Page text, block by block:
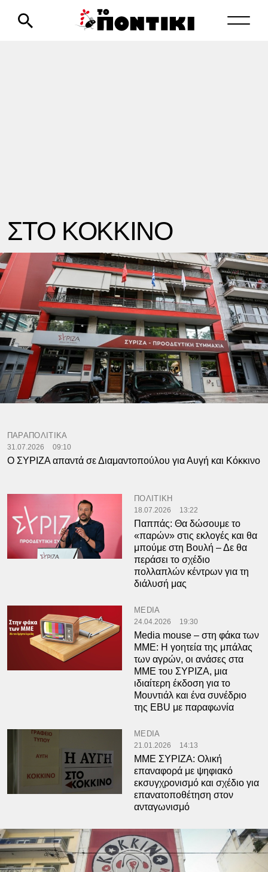
ΣΤΟ ΚΟΚΚΙΝΟ
ΠΑΡΑΠΟΛΙΤΙΚΑ
31.07.2026 09:10
Ο ΣΥΡΙΖΑ απαντά σε Διαμαντοπούλου για Αυγή και Κόκκινο
ΠΟΛΙΤΙΚΗ
18.07.2026 13:22
Παππάς: Θα δώσουμε το
«παρών» στις εκλογές και θα
μπούμε στη Βουλή – Δε θα
περάσει το σχέδιο
πολλαπλών κέντρων για τη
διάλυσή μας
MEDIA
24.04.2026 19:30
Media mouse – στη φάκα των
ΜΜΕ: Η γοητεία της μπάλας
των αγρών, οι ανάσες στα
ΜΜΕ του ΣΥΡΙΖΑ, μια
ιδιαίτερη έκδοση για το
Μουντιάλ και ένα συνέδριο
της EBU με παραφωνία
MEDIA
21.01.2026 14:13
ΜΜΕ ΣΥΡΙΖΑ: Ολική
επαναφορά με ψηφιακό
εκσυγχρονισμό και σχέδιο για
επανατοποθέτηση στον
ανταγωνισμό